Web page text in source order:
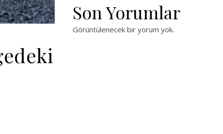
Son Yorumlar
Görüntülenecek bir yorum yok.